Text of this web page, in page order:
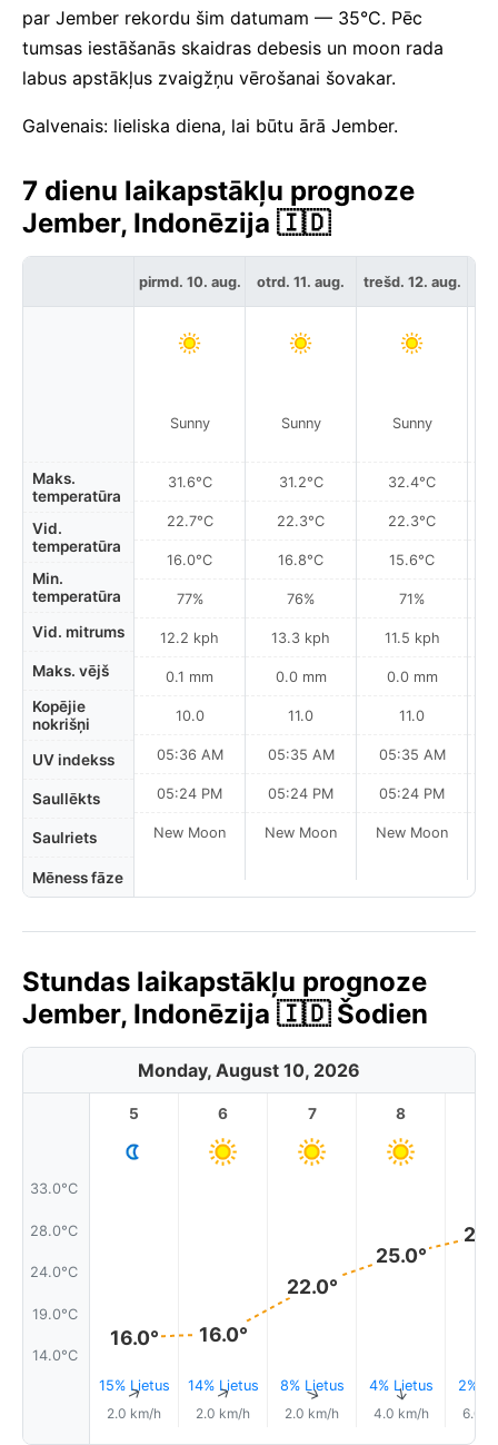
par Jember rekordu šim datumam — 35°C. Pēc
tumsas iestāšanās skaidras debesis un moon rada
labus apstākļus zvaigžņu vērošanai šovakar.
Galvenais: lieliska diena, lai būtu ārā Jember.
7 dienu laikapstākļu prognoze
Jember, Indonēzija 🇮🇩
Maks.
temperatūra
Vid.
temperatūra
Min.
temperatūra
Vid. mitrums
Maks. vējš
Kopējie
nokrišņi
UV indekss
Saullēkts
Saulriets
Mēness fāze
pirmd. 10. aug.
Sunny
31.6°C
22.7°C
16.0°C
77%
12.2 kph
0.1 mm
10.0
05:36 AM
05:24 PM
New Moon
otrd. 11. aug.
Sunny
31.2°C
22.3°C
16.8°C
76%
13.3 kph
0.0 mm
11.0
05:35 AM
05:24 PM
New Moon
trešd. 12. aug.
Sunny
32.4°C
22.3°C
15.6°C
71%
11.5 kph
0.0 mm
11.0
05:35 AM
05:24 PM
New Moon
Stundas laikapstākļu prognoze
Jember, Indonēzija 🇮🇩 Šodien
Monday, August 10, 2026
33.0°C
28.0°C
24.0°C
19.0°C
14.0°C
5
16.0°
15% Lietus
↑
2.0 km/h
6
16.0°
14% Lietus
↑
2.0 km/h
7
22.0°
8% Lietus
↑
2.0 km/h
8
25.0°
4% Lietus
↑
4.0 km/h
2%
6.0